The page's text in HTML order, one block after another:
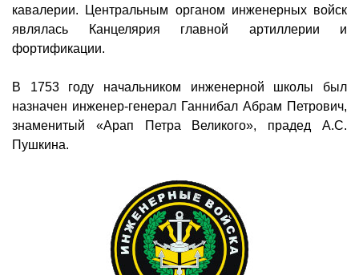
кавалерии. Центральным органом инженерных войск
являлась Канцелярия главной артиллерии и
фортификации.
В 1753 году начальником инженерной школы был
назначен инженер-генерал Ганнибал Абрам Петрович,
знаменитый «Арап Петра Великого», прадед А.С.
Пушкина.